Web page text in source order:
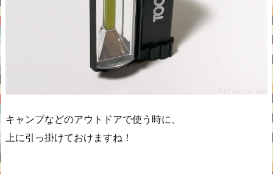
キャンプなどのアウトドアで使う時に、
上に引っ掛けておけますね！